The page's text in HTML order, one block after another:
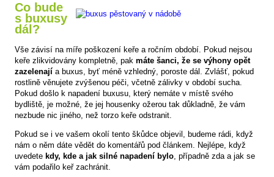
Co bude
s buxusy
dál?
Vše závisí na míře poškození keře a ročním období. Pokud nejsou
keře zlikvidovány kompletně, pak máte šanci, že se výhony opět
zazelenají a buxus, byť méně vzhledný, poroste dál. Zvlášť, pokud
rostlině věnujete zvýšenou péči, včetně zálivky v období sucha.
Pokud došlo k napadení buxusu, který nemáte v místě svého
bydliště, je možné, že jej housenky ožerou tak důkladně, že vám
nezbude nic jiného, než torzo keře odstranit.
Pokud se i ve vašem okolí tento škůdce objevil, budeme rádi, když
nám o něm dáte vědět do komentářů pod článkem. Nejlépe, když
uvedete kdy, kde a jak silné napadení bylo, případně zda a jak se
vám podařilo keř zachránit.